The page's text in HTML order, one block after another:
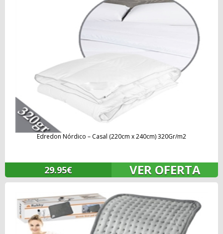
Edredon Nórdico – Casal (220cm x 240cm) 320Gr/m2
29.95€ VER OFERTA